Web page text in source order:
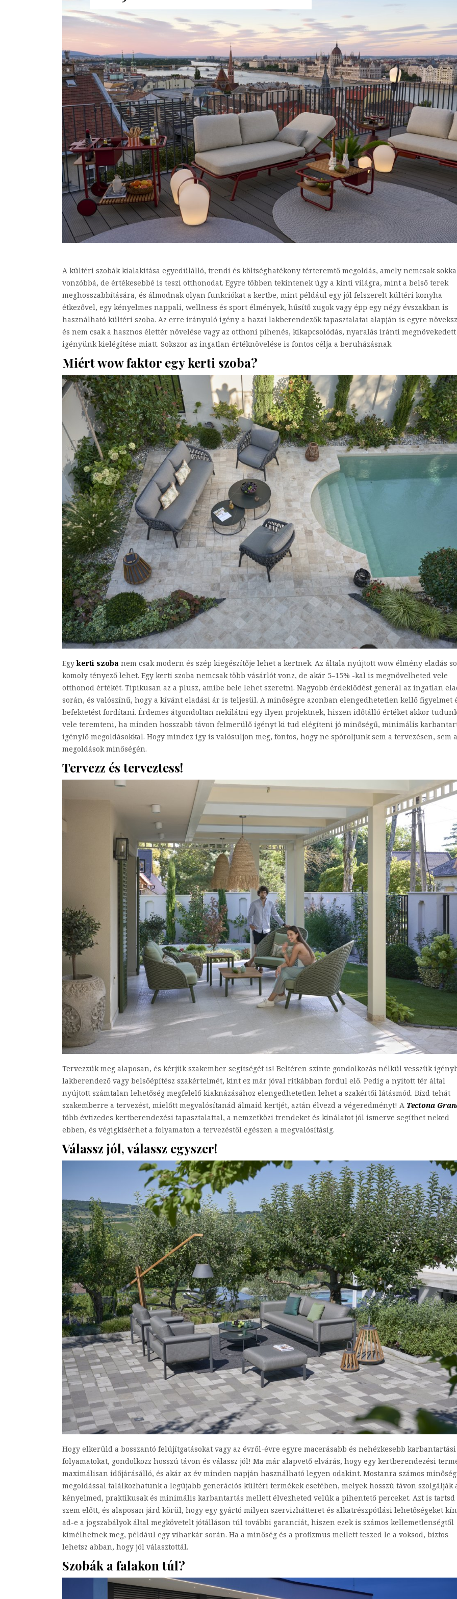
A kültéri szobák kialakítása egyedülálló, trendi és költséghatékony térteremtő megoldás, amely nemcsak
vonzóbbá, de értékesebbé is teszi otthonodat. Egyre többen tekintenek úgy a kinti világra, mint a belső terek
meghosszabbítására, és álmodnak olyan funkciókat a kertbe, mint például egy jól felszerelt kültéri konyha
étkezővel, egy kényelmes nappali, wellness és sport élmények, hűsítő zugok vagy épp egy négy évszakban is
használható kültéri szoba. Az erre irányuló igény a hazai lakberendezők tapasztalatai alapján is egyre
és nem csak a hasznos élettér növelése vagy az otthoni pihenés, kikapcsolódás, nyaralás iránti megnövekedett
igényünk kielégítése miatt. Sokszor az ingatlan értéknövelése is fontos célja a beruházásnak.
Miért wow faktor egy kerti szoba?
Egykerti szoba nem csak modern és szép kiegészítője lehet a kertnek. Az általa nyújtott wow élmény eladás
komoly tényező lehet. Egy kerti szoba nemcsak több vásárlót vonz, de akár 5–15% -kal is megnövelheted vele
otthonod értékét. Tipikusan az a plusz, amibe bele lehet szeretni. Nagyobb érdeklődést generál az ingatlan
során, és valószínű, hogy a kívánt eladási ár is teljesül. A minőségre azonban elengedhetetlen kellő figyelmet
befektetést fordítani. Érdemes átgondoltan nekilátni egy ilyen projektnek, hiszen időtálló értéket akkor
vele teremteni, ha minden hosszabb távon felmerülő igényt ki tud elégíteni jó minőségű, minimális
igénylő megoldásokkal. Hogy mindez így is valósuljon meg, fontos, hogy ne spóroljunk sem a tervezésen, sem a
megoldások minőségén.
Tervezz és terveztess!
Tervezzük meg alaposan, és kérjük szakember segítségét is! Beltéren szinte gondolkozás nélkül vesszük
lakberendező vagy belsőépítész szakértelmét, kint ez már jóval ritkábban fordul elő. Pedig a nyitott tér által
nyújtott számtalan lehetőség megfelelő kiaknázásához elengedhetetlen lehet a szakértői látásmód. Bízd tehát
szakemberre a tervezést, mielőtt megvalósítanád álmaid kertjét, aztán élvezd a végeredményt! A Tectona
több évtizedes kertberendezési tapasztalattal, a nemzetközi trendeket és kínálatot jól ismerve segíthet neked
ebben, és végigkísérhet a folyamaton a tervezéstől egészen a megvalósításig.
Válassz jól, válassz egyszer!
Hogy elkerüld a bosszantó felújítgatásokat vagy az évről-évre egyre macerásabb és nehézkesebb karbantartási
folyamatokat, gondolkozz hosszú távon és válassz jól! Ma már alapvető elvárás, hogy egy kertberendezési
maximálisan időjárásálló, és akár az év minden napján használható legyen odakint. Mostanra számos
megoldással találkozhatunk a legújabb generációs kültéri termékek esetében, melyek hosszú távon szolgálják
kényelmed, praktikusak és minimális karbantartás mellett élvezheted velük a pihentető perceket. Azt is tartsd
szem előtt, és alaposan járd körül, hogy egy gyártó milyen szervizhátteret és alkatrészpótlási lehetőségeket
ad-e a jogszabályok által megkövetelt jótálláson túl további garanciát, hiszen ezek is számos kellemetlenségtől
kímélhetnek meg, például egy viharkár során. Ha a minőség és a profizmus mellett teszed le a voksod, biztos
lehetsz abban, hogy jól választottál.
Szobák a falakon túl?